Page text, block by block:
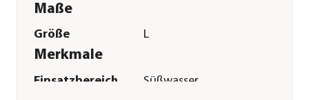
Maße
Größe L
Merkmale
Einsatzbereich Süßwasser